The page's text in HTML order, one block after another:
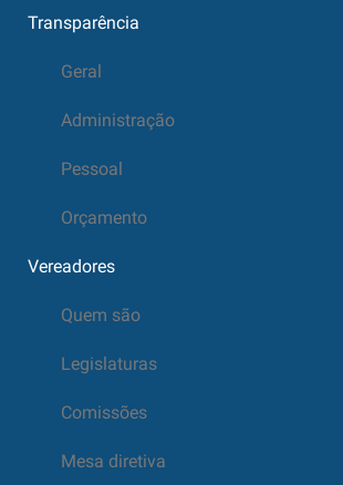
Transparência
Geral
Administração
Pessoal
Orçamento
Vereadores
Quem são
Legislaturas
Comissões
Mesa diretiva